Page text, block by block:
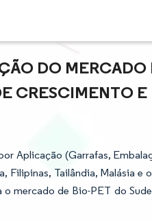
DO MERCADO
CRESCIMENTO E
Aplicação (Garrafas,
Filipinas, Tailândia, Malásia e
mercado de Bio-PET do